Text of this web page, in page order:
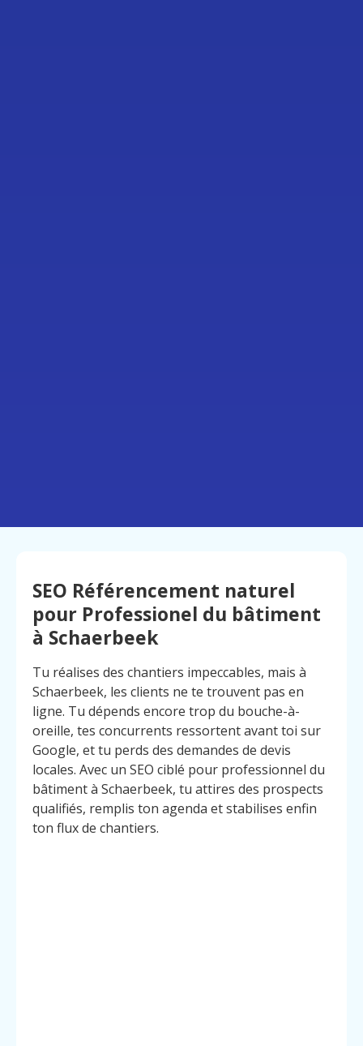
SEO Référencement naturel
pour Professionel du bâtiment
à Schaerbeek
Tu réalises des chantiers impeccables, mais à
Schaerbeek, les clients ne te trouvent pas en
ligne. Tu dépends encore trop du bouche-à-
oreille, tes concurrents ressortent avant toi sur
Google, et tu perds des demandes de devis
locales. Avec un SEO ciblé pour professionnel du
bâtiment à Schaerbeek, tu attires des prospects
qualifiés, remplis ton agenda et stabilises enfin
ton flux de chantiers.